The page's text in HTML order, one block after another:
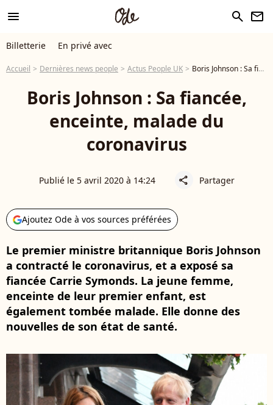
menu search newsletter
Billetterie En privé avec
Accueil Dernières news people Actus People UK Boris Johnson : Sa fiancée, enceinte, malade du coronavirus
Boris Johnson : Sa fiancée,
enceinte, malade du
coronavirus
Publié le 5 avril 2020 à 14:24 share Partager
Ajoutez Ode à vos sources préférées
Le premier ministre britannique Boris Johnson
a contracté le coronavirus, et a exposé sa
fiancée Carrie Symonds. La jeune femme,
enceinte de leur premier enfant, est
également tombée malade. Elle donne des
nouvelles de son état de santé.